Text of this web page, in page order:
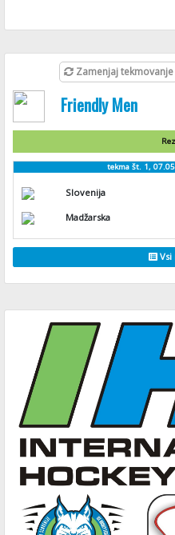
Zamenjaj tekmovanje
Friendly Men
tekma št. 1,
Slovenija
Madžarska
Vsi